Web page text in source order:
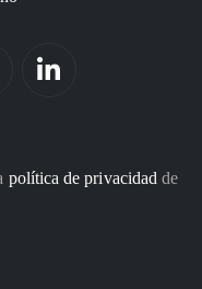
política de privacidad de